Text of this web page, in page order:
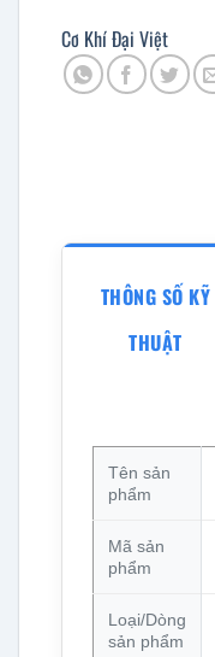
Cơ Khí Đại Việt
THÔNG SỐ KỸ
THUẬT
Tên sản
phẩm
Mã sản
phẩm
Loại/Dòng
sản phẩm